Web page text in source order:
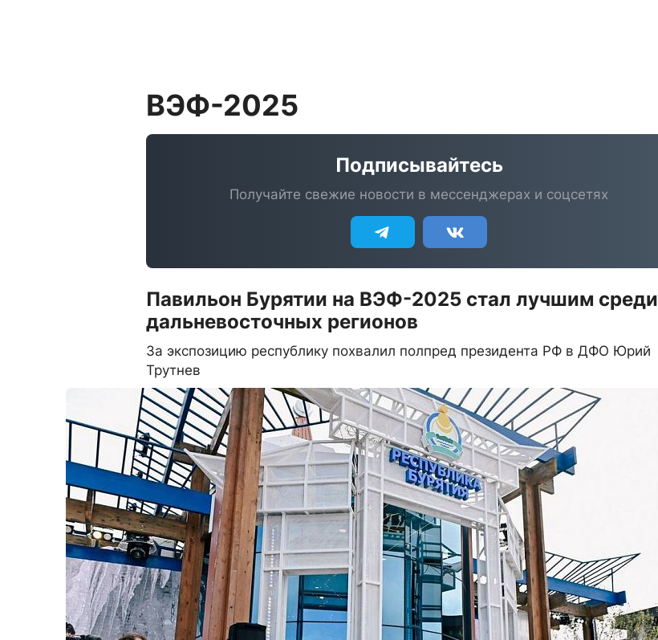
ВЭФ-2025
Подписывайтесь
Получайте свежие новости в мессенджерах и соцсетях
Павильон Бурятии на ВЭФ-2025 стал лучшим среди
дальневосточных регионов
За экспозицию республику похвалил полпред президента РФ в ДФО Юрий
Трутнев